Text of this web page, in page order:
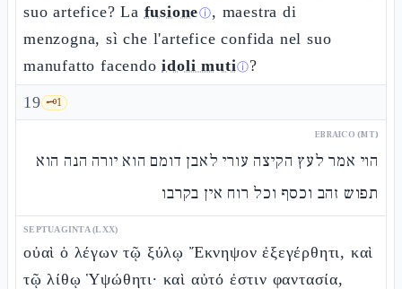
suo artefice? La fusioneⓘ, maestra di
menzogna, sì che l'artefice confida nel suo
manufatto facendoidoli mutiⓘ?
19 🗝️1
EBRAICO (MT)
הוי אמר לעץ הקיצה עורי לאבן דומם הוא יורה הנה הוא
תפוש זהב וכסף וכל רוח אין בקרבו
SEPTUAGINTA (LXX)
οὐαὶ ὁ λέγων τῷ ξύλῳ Ἔκνηψον ἐξεγέρθητι, καὶ
τῷ λίθῳ Ὑψώθητι· καὶ αὐτό ἐστιν φαντασία,